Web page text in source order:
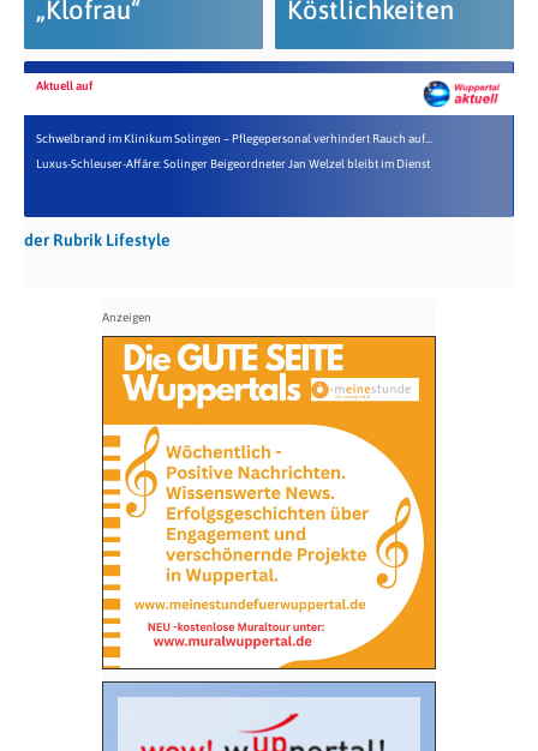
„Klofrau“ Köstlichkeiten
Aktuell auf
Schwelbrand im Klinikum Solingen – Pflegepersonal verhindert Rauch auf...
Luxus-Schleuser-Affäre: Solinger Beigeordneter Jan Welzel bleibt im Dienst
der Rubrik Lifestyle